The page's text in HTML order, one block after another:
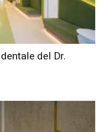
del Dr.